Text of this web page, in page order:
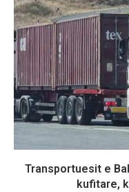
Transportuesit e
kufitare,